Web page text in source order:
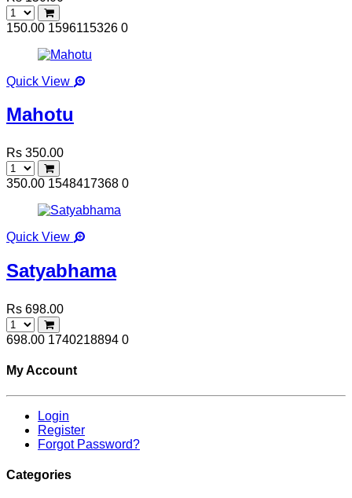
150.00 1596115326 0
Quick View
Mahotu
Rs 350.00
350.00 1548417368 0
Quick View
Satyabhama
Rs 698.00
698.00 1740218894 0
My Account
Login
Register
Forgot Password?
Categories